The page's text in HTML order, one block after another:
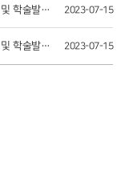
제17회 한국해양바이오학회 정기총회 및 학술발표회 2023-07-15
제15회 한국해양바이오학회 정기총회 및 학술발표회 2023-07-15